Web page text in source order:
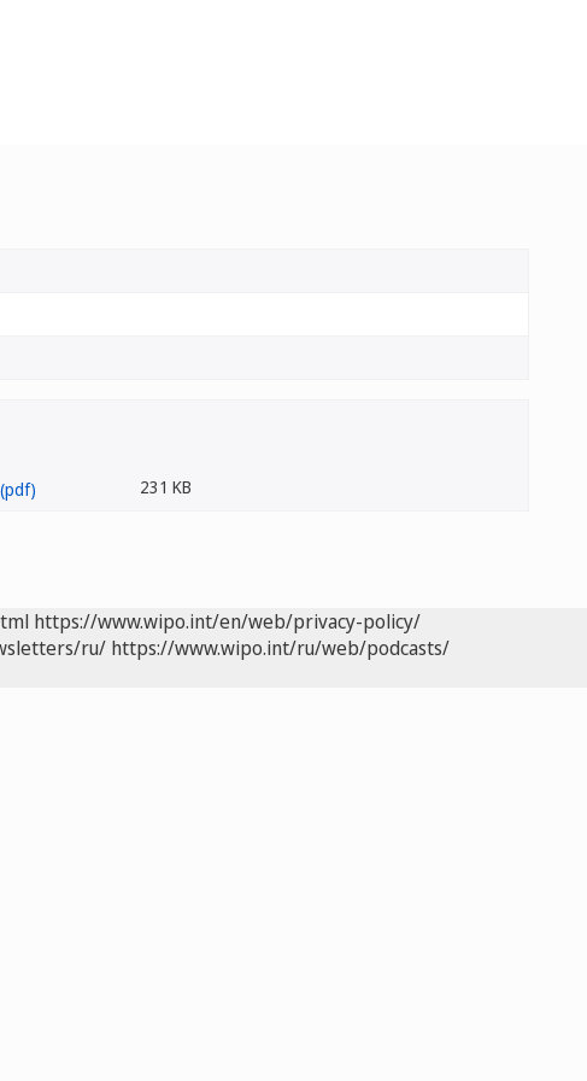
231 KB
https://www.wipo.int/en/web/privacy-policy/
ru/ https://www.wipo.int/ru/web/podcasts/